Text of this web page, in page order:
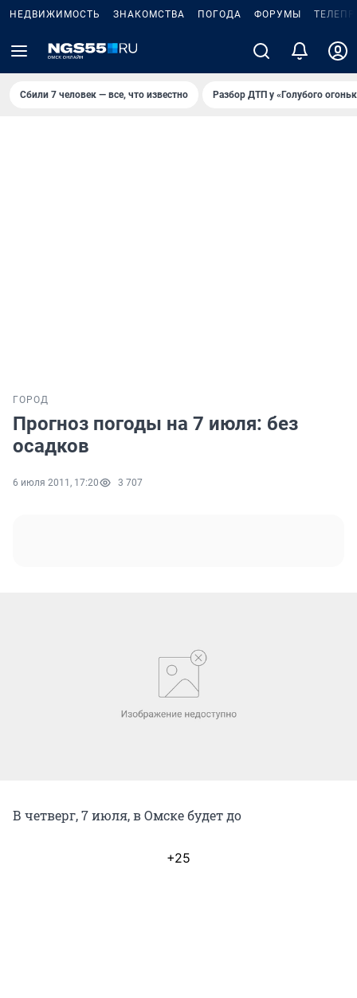
НЕДВИЖИМОСТЬ ЗНАКОМСТВА ПОГОДА ФОРУМЫ
Сбили 7 человек — все, что известно Разбор ДТП у «Голубого
ГОРОД
Прогноз погоды на 7 июля: без
осадков
6 июля 2011, 17:20 3 707
В четверг, 7 июля, в Омске будет до
+25